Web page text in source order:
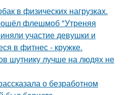
в физических нагрузках.
флешмоб "Утреняя
участие девушки и
в фитнес - кружке.
шутнику лучше на людях не
о безработном